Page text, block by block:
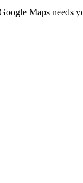
Maps needs